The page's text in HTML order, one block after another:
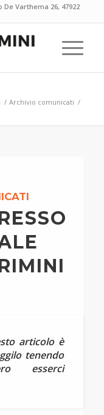
Varthema 26, 47922
/ Archivio comunicati /
articolo è
tenendo
esserci